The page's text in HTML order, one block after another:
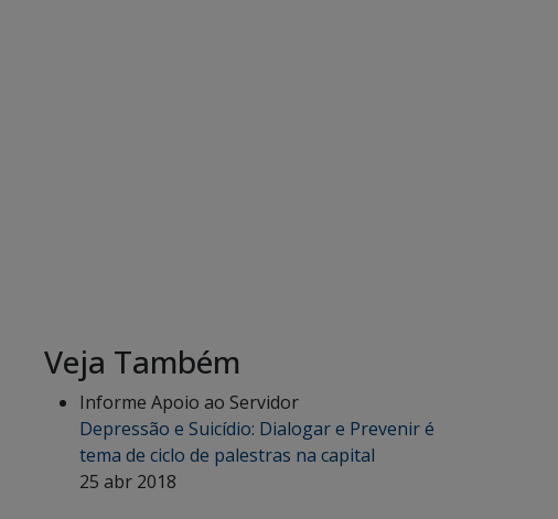
Veja Também
Informe Apoio ao Servidor
Depressão e Suicídio: Dialogar e Prevenir é
tema de ciclo de palestras na capital
25 abr 2018